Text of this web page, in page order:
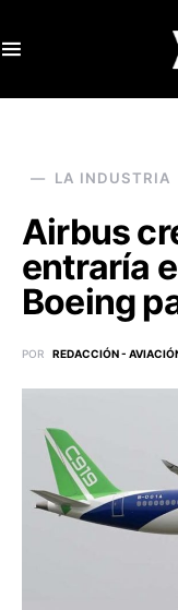
LA INDUSTRIA
Airbus
entraría
Boeing
POR REDACCIÓN -